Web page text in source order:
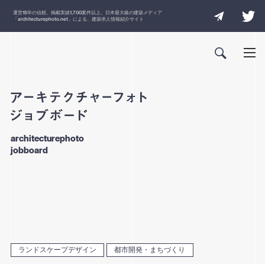
運営15年の信頼、掲載実績1,700案件以上。日本最大級の建築メディア
「architecturephoto.net 」による、建築求人情報紹介サイト
architecturephoto
jobboard
ランドスケープデザイン 都市開発・まちづくり